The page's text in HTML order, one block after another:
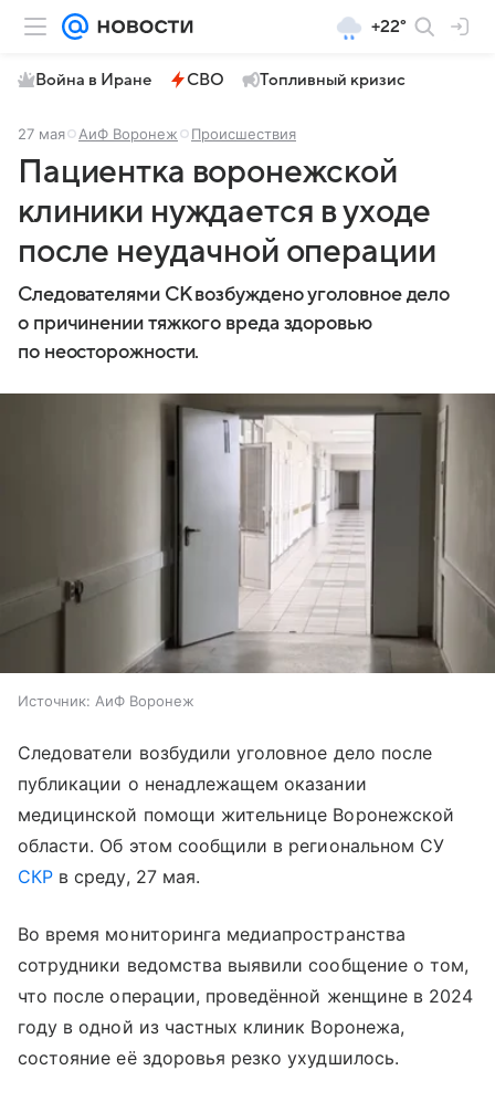
+22°
Война в Иране СВО Топливный кризис
27 мая АиФ Воронеж Происшествия
Пациентка воронежской
клиники нуждается в уходе
после неудачной операции
Следователями СК возбуждено уголовное дело
о причинении тяжкого вреда здоровью
по неосторожности.
Источник: АиФ Воронеж
Следователи возбудили уголовное дело после
публикации о ненадлежащем оказании
медицинской помощи жительнице Воронежской
области. Об этом сообщили в региональном СУ
СКР в среду, 27 мая.
Во время мониторинга медиапространства
сотрудники ведомства выявили сообщение о том,
что после операции, проведённой женщине в 2024
году в одной из частных клиник Воронежа,
состояние её здоровья резко ухудшилось.